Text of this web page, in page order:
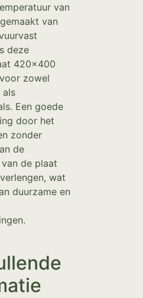
van
van
deze
420×400
zowel
als
Een goede
door het
zonder
de
de plaat
wat
duurzame en